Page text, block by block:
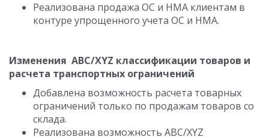
Реализована продажа ОС и НМА клиентам в
контуре упрощенного учета ОС и НМА.
Изменения АВС/XYZ классификации товаров и
расчета транспортных ограничений
Добавлена возможность расчета товарных
ограничений только по продажам товаров со
склада.
Реализована возможность АВС/XYZ